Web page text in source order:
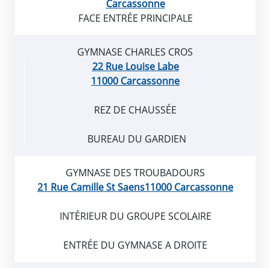
Carcassonne
FACE ENTRÉE PRINCIPALE
GYMNASE CHARLES CROS
22 Rue Louise Labe
11000 Carcassonne
REZ DE CHAUSSÉE
BUREAU DU GARDIEN
GYMNASE DES TROUBADOURS
21 Rue Camille St Saens11000 Carcassonne
INTÉRIEUR DU GROUPE SCOLAIRE
ENTRÉE DU GYMNASE A DROITE